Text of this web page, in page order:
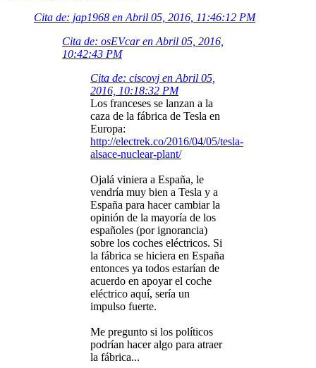
Cita de: jap1968 en Abril 05, 2016, 11:46:12 PM
Cita de: osEVcar en Abril 05, 2016,
10:42:43 PM
Cita de: ciscovj en Abril 05,
2016, 10:18:32 PM
Los franceses se lanzan a la
caza de la fábrica de Tesla en
Europa:
http://electrek.co/2016/04/05/tesla-
alsace-nuclear-plant/
Ojalá viniera a España, le
vendría muy bien a Tesla y a
España para hacer cambiar la
opinión de la mayoría de los
españoles (por ignorancia)
sobre los coches eléctricos. Si
la fábrica se hiciera en España
entonces ya todos estarían de
acuerdo en apoyar el coche
eléctrico aquí, sería un
impulso fuerte.
Me pregunto si los políticos
podrían hacer algo para atraer
la fábrica...